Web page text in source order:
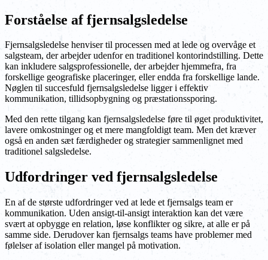
Forståelse af fjernsalgsledelse
Fjernsalgsledelse henviser til processen med at lede og overvåge et
salgsteam, der arbejder udenfor en traditionel kontorindstilling. Dette
kan inkludere salgsprofessionelle, der arbejder hjemmefra, fra
forskellige geografiske placeringer, eller endda fra forskellige lande.
Nøglen til succesfuld fjernsalgsledelse ligger i effektiv
kommunikation, tillidsopbygning og præstationssporing.
Med den rette tilgang kan fjernsalgsledelse føre til øget produktivitet,
lavere omkostninger og et mere mangfoldigt team. Men det kræver
også en anden sæt færdigheder og strategier sammenlignet med
traditionel salgsledelse.
Udfordringer ved fjernsalgsledelse
En af de største udfordringer ved at lede et fjernsalgs team er
kommunikation. Uden ansigt-til-ansigt interaktion kan det være
svært at opbygge en relation, løse konflikter og sikre, at alle er på
samme side. Derudover kan fjernsalgs teams have problemer med
følelser af isolation eller mangel på motivation.